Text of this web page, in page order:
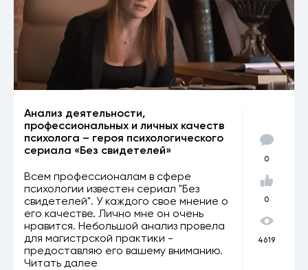
Анализ деятельности,
профессиональных и личных качеств
психолога – героя психологического
сериала «Без свидетелей»
Всем профессионалам в сфере
психологии известен сериал "Без
свидетелей". У каждого свое мнение о
его качестве. Лично мне он очень
нравится. Небольшой анализ провела
для магистрской практики -
предоставляю его вашему вниманию.
Читать далее
0
0
4619